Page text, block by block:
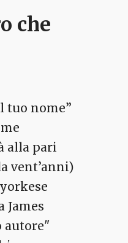
che
tuo nome”
alla pari
vent’anni)
James
autore"